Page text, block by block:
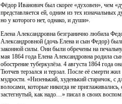
Фёдор Иванович был скорее «духовен», чем
представляется ей, одним из тех
но у которого нет, однако, и души».
Елена Александровна безгранично любила
Александровной (дочь Елена и сын Федор)
законной силы. Они были обречены на
мая 1864 года Елена Александровна родила
обострение туберкулёза. 4 августа 1864 года
Тютчев терзался и терзал. После её смерти
мудрости. «Низенький, худенький старичок,
волосами, которые никогда не
застегнутый, как надо…» писал в своих